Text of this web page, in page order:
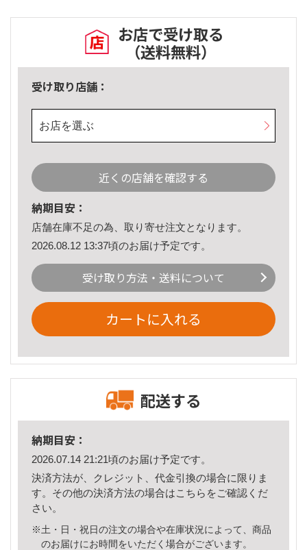
お店で受け取る
（送料無料）
受け取り店舗：
お店を選ぶ
近くの店舗を確認する
納期目安：
店舗在庫不足の為、取り寄せ注文となります。
2026.08.12 13:37頃のお届け予定です。
受け取り方法・送料について
カートに入れる
配送する
納期目安：
2026.07.14 21:21頃のお届け予定です。
決済方法が、クレジット、代金引換の場合に限りま
す。その他の決済方法の場合はこちら をご確認くだ
さい。
※土・日・祝日の注文の場合や在庫状況によって、商品
のお届けにお時間をいただく場合がございます。